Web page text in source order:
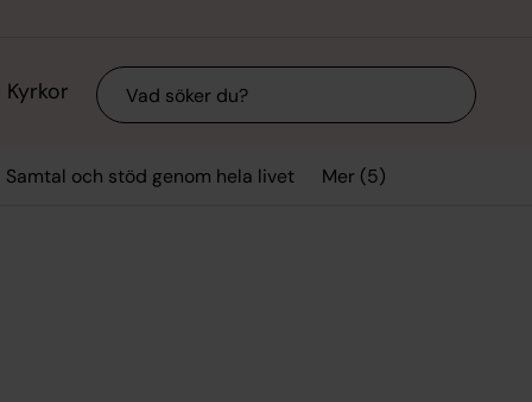
Kyrkor Sök
Samtal och stöd genom hela livet Mer (5)